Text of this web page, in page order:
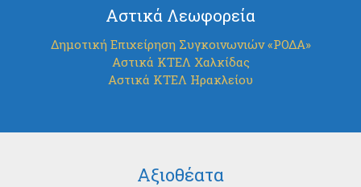
Αστικά Λεωφορεία
Δημοτική Επιχείρηση Συγκοινωνιών «ΡΟΔΑ»
Αστικά ΚΤΕΛ Χαλκίδας
Αστικά ΚΤΕΛ Ηρακλείου
Αξιοθέατα